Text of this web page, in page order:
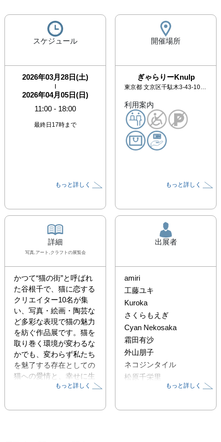
スケジュール
2026年03月28日(土)
|
2026年04月05日(日)
11:00 - 18:00
最終日17時まで
もっと詳しく
開催場所
ぎゃらりーKnulp
東京都 文京区千駄木3-43-10 トウトクビル2階
利用案内
もっと詳しく
詳細
写真,アート,クラフト の展覧会
かつて“猫の街”と呼ばれ
た谷根千で、猫に恋する
クリエイター10名が集
い、写真・絵画・陶芸な
ど多彩な表現で猫の魅力
を紡ぐ作品展です。猫を
取り巻く環境が変わるな
かでも、変わらず私たち
を魅了する存在としての
猫への愛情と、幸せに生
きられる未来への願いを
な猫作品の世界をぜひご
もっと詳しく
出展者
amiri
工藤ユキ
Kuroka
さくらもえぎ
Cyan Nekosaka
霜田有沙
外山朋子
ネコジンタイル
松原千栄里
もっと詳しく